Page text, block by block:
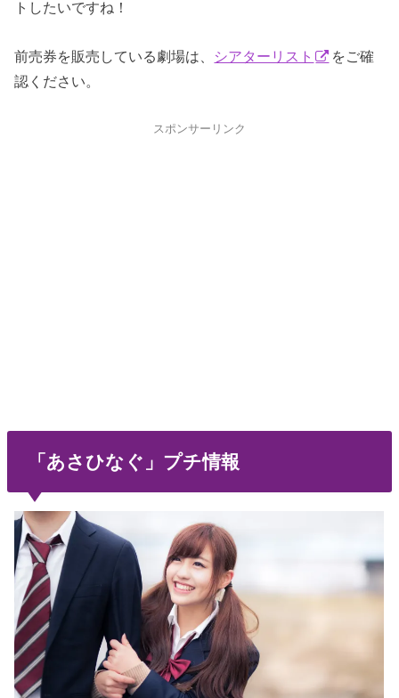
トしたいですね！
前売券を販売している劇場は、 シアターリスト
をご確
認ください。
スポンサーリンク
「あさひなぐ」プチ情報